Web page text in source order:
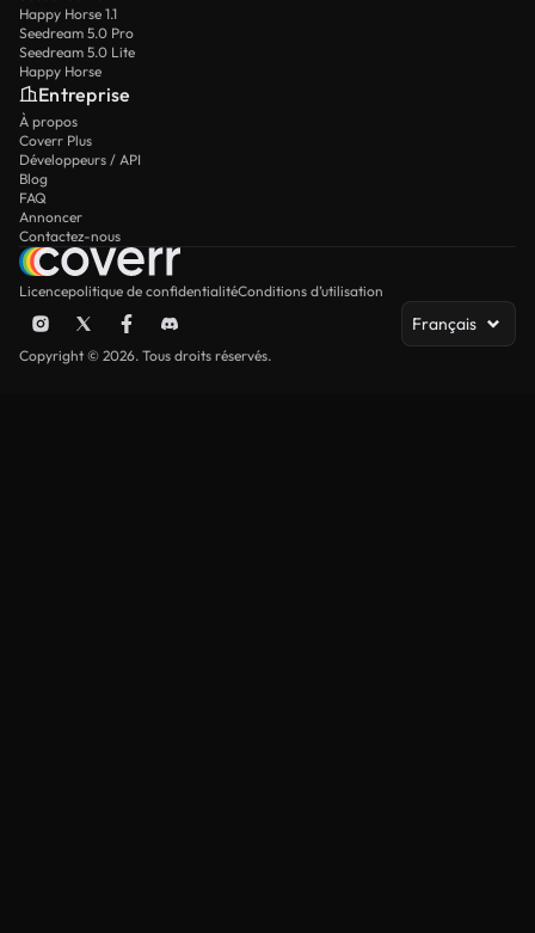
Happy Horse 1.1
Seedream 5.0 Pro
Seedream 5.0 Lite
Happy Horse
Entreprise
À propos
Coverr Plus
Développeurs / API
Blog
FAQ
Annoncer
Contactez-nous
Licencepolitique de confidentialitéConditions d’utilisation
Français
Copyright © 2026. Tous droits réservés.